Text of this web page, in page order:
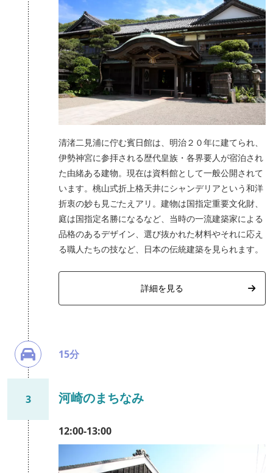
清渚二見浦に佇む賓日館は、明治２０年に建てられ、
伊勢神宮に参拝される歴代皇族・各界要人が宿泊され
た由緒ある建物。現在は資料館として一般公開されて
います。桃山式折上格天井にシャンデリアという和洋
折衷の妙も見ごたえアリ。建物は国指定重要文化財、
庭は国指定名勝になるなど、当時の一流建築家による
品格のあるデザイン、選び抜かれた材料やそれに応え
る職人たちの技など、日本の伝統建築を見られます。
詳細を見る
15分
3 河崎のまちなみ
12:00-13:00